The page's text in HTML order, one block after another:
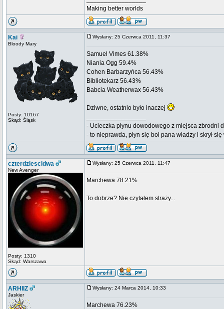
Making better worlds
Kai
Bloody Mary
Posty: 10167
Skąd: Śląsk
Wysłany: 25 Czerwca 2011, 11:37
Samuel Vimes 61.38%
Niania Ogg 59.4%
Cohen Barbarzyńca 56.43%
Bibliotekarz 56.43%
Babcia Weatherwax 56.43%
Dziwne, ostatnio było inaczej
- Ucieczka płynu dowodowego z miejsca zbrodni
- to nieprawda, płyn się boi pana władzy i skrył
czterdziescidwa
New Avenger
Posty: 1310
Skąd: Warszawa
Wysłany: 25 Czerwca 2011, 11:47
Marchewa 78.21%
To dobrze? Nie czytałem straży...
ARHIIZ
Jaskier
Wysłany: 24 Marca 2014, 10:33
Marchewa 76.23%